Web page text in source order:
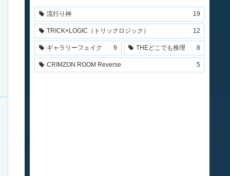
流行り神 19
TRICK×LOGIC（トリックロジック） 12
ギャラリーフェイク 9 THEどこでも推理 8
CRIMZON ROOM Reverse 5